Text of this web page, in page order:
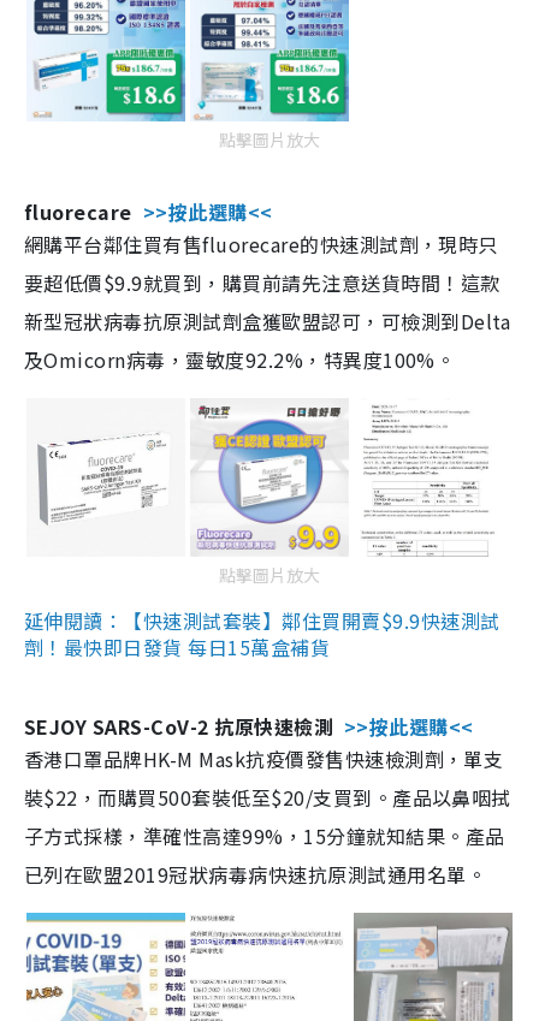
點擊圖片放大
fluorecare >>按此選購<<
網購平台鄰住買有售fluorecare的快速測試劑，現時只
要超低價$9.9就買到，購買前請先注意送貨時間！這款
新型冠狀病毒抗原測試劑盒獲歐盟認可，可檢測到Delta
及Omicorn病毒，靈敏度92.2%，特異度100%。
點擊圖片放大
延伸閱讀：【快速測試套裝】鄰住買開賣$9.9快速測試
劑！最快即日發貨 每日15萬盒補貨
SEJOY SARS-CoV-2 抗原快速檢測 >>按此選購<<
香港口罩品牌HK-M Mask抗疫價發售快速檢測劑，單支
裝$22，而購買500套裝低至$20/支買到。產品以鼻咽拭
子方式採樣，準確性高達99%，15分鐘就知結果。產品
已列在歐盟2019冠狀病毒病快速抗原測試通用名單。